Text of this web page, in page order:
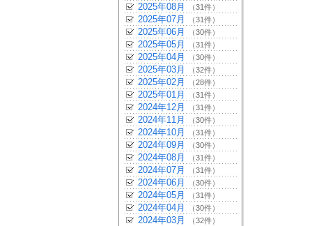
2025年08月 （31件）
2025年07月 （31件）
2025年06月 （30件）
2025年05月 （31件）
2025年04月 （30件）
2025年03月 （32件）
2025年02月 （28件）
2025年01月 （31件）
2024年12月 （31件）
2024年11月 （30件）
2024年10月 （31件）
2024年09月 （30件）
2024年08月 （31件）
2024年07月 （31件）
2024年06月 （30件）
2024年05月 （31件）
2024年04月 （30件）
2024年03月 （32件）